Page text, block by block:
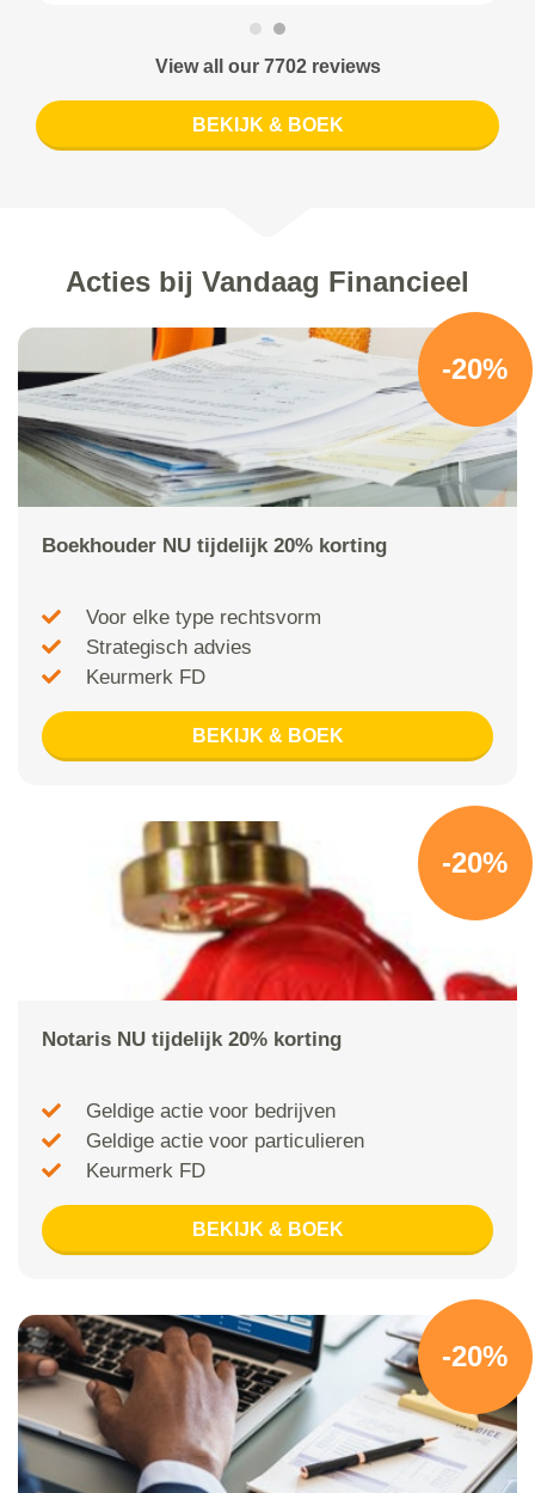
View all our 7702 reviews
BEKIJK & BOEK
Acties bij Vandaag Financieel
-20%
Boekhouder NU tijdelijk 20% korting
Voor elke type rechtsvorm
Strategisch advies
Keurmerk FD
BEKIJK & BOEK
-20%
Notaris NU tijdelijk 20% korting
Geldige actie voor bedrijven
Geldige actie voor particulieren
Keurmerk FD
BEKIJK & BOEK
-20%